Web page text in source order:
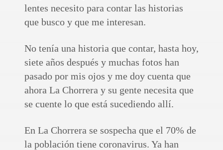
lentes necesito para contar las historias
que busco y que me interesan.
No tenía una historia que contar, hasta hoy,
siete años después y muchas fotos han
pasado por mis ojos y me doy cuenta que
ahora La Chorrera y su gente necesita que
se cuente lo que está sucediendo allí.
En La Chorrera se sospecha que el 70% de
la población tiene coronavirus. Ya han